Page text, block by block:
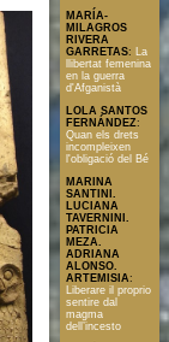
MARÍA-
MILAGROS
RIVERA
GARRETAS:
La
llibertat femenina
en la guerra
d'Afganistà
LOLA SANTOS
FERNÁNDEZ:
Quan els drets
incompleixen
l'obligació del Bé
MARINA
SANTINI.
LUCIANA
TAVERNINI.
PATRICIA
MEZA.
ADRIANA
ALONSO.
ARTEMISIA:
Liberare il proprio
sentire dal
magma
dell’incesto